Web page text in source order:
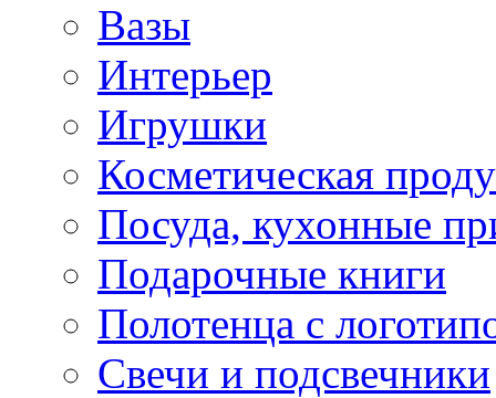
Вазы
Интерьер
Игрушки
Косметическая
Посуда, кухонные
Подарочные книги
Полотенца с
Свечи и подсвечники